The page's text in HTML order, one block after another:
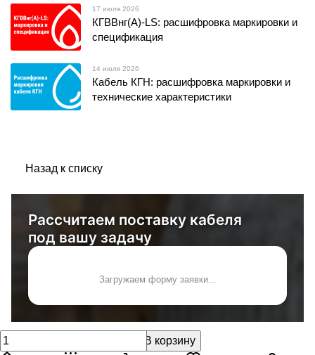
17 июля 2026
КГВВнг(А)-LS: расшифровка маркировки и
спецификация
14 июля 2026
Кабель КГН: расшифровка маркировки и
технические характеристики
Назад к списку
Рассчитаем поставку кабеля
под вашу задачу
Загружаем форму заявки...
В корзину